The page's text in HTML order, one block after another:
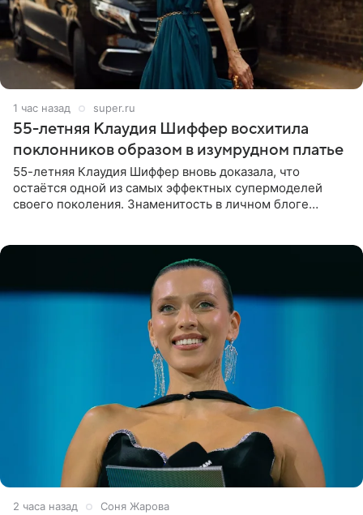
1 час назад super.ru
55-летняя Клаудия Шиффер восхитила
поклонников образом в изумрудном платье
55-летняя Клаудия Шиффер вновь доказала, что
остаётся одной из самых эффектных супермоделей
своего поколения. Знаменитость в личном блоге
2 часа назад Соня Жарова